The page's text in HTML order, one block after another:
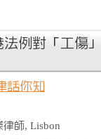
例對「工傷
話你知
律師, Lisbon